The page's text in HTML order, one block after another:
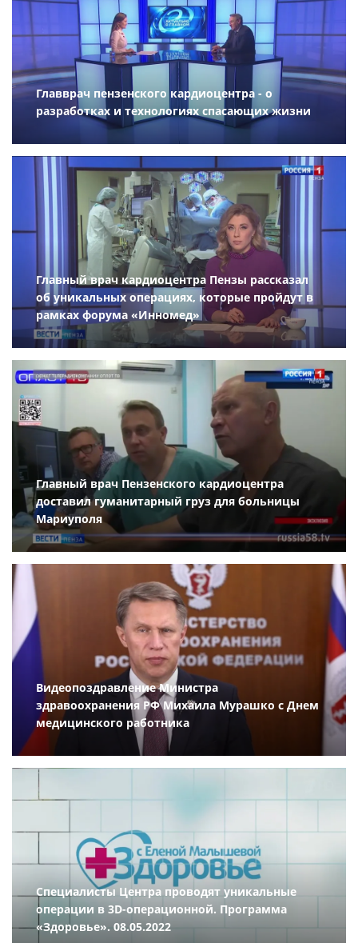
Главврач пензенского кардиоцентра - о
разработках и технологиях спасающих жизни
Главный врач кардиоцентра Пензы рассказал
об уникальных операциях, которые пройдут в
рамках форума «Инномед»
Главный врач Пензенского кардиоцентра
доставил гуманитарный груз для больницы
Мариуполя
Видеопоздравление Министра
здравоохранения РФ Михаила Мурашко с Днем
медицинского работника
Специалисты Центра проводят уникальные
операции в 3D-операционной. Программа
«Здоровье». 08.05.2022